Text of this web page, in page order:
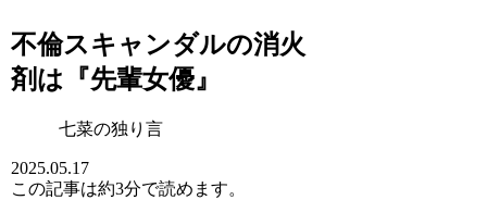
不倫スキャンダルの消火
剤は『先輩女優』
七菜の独り言
2025.05.17
この記事は約3分で読めます。